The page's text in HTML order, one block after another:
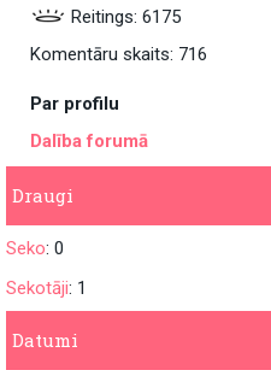
Reitings: 6175
Komentāru skaits: 716
Par profilu
Dalība forumā
Draugi
Seko: 0
Sekotāji: 1
Datumi